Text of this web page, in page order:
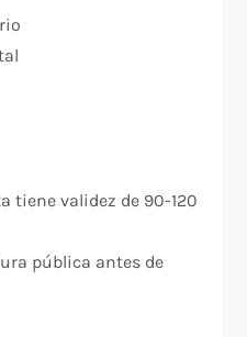
tiene validez de 90-120
pública antes de